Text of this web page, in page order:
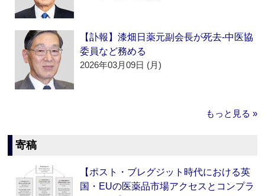
【訃報】漆畑日薬元副会長が死去‐中医協
委員など務める
2026年03月09日 (月)
もっと見る »
寄稿
【ポスト・ブレグジット時代における英
国・EUの医薬品市場アクセスとコンプラ